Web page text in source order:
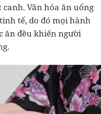
Văn hóa ăn uống
tế, do đó mọi hành
ăn đều khiến người